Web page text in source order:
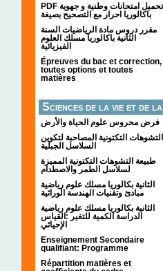
PDF تحميل امتحانات وطنية و جهوية
باكالوريا احرار مع التصحيح بصيغة
مقرر دروس مادة الرياضيات السنة
الثانية باكالوريا مسلك العلوم
الفيزيائية
Épreuves du bac et correction,
toutes options et toutes
matières
Sciences de la vie et de la
terre
فرض محروس علوم الحياة والأرض
التشوهات التكتونیة المصاحبة لتكوین
السلاسل الجبلیة
طبيعة التشوهات التكتونية المميزة
لسلاسل الطمر والاصطدام
الثانية بكالوريا مسلك علوم رياضية
مبادئ وتقنيات الهندسة الوراثية
الثانية بكالوريا مسلك علوم رياضية
الدراسة الكمية للتغير :القياس
الإحيائي
Enseignement Secondaire
qualifiant: Programme
Répartition matières et